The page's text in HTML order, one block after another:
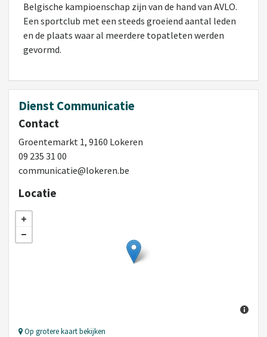
Belgische kampioenschap zijn van de hand van AVLO.
Een sportclub met een steeds groeiend aantal leden
en de plaats waar al meerdere topatleten werden
gevormd.
Dienst Communicatie
Contact
Groentemarkt 1, 9160 Lokeren
09 235 31 00
communicatie@lokeren.be
Locatie
Op grotere kaart bekijken